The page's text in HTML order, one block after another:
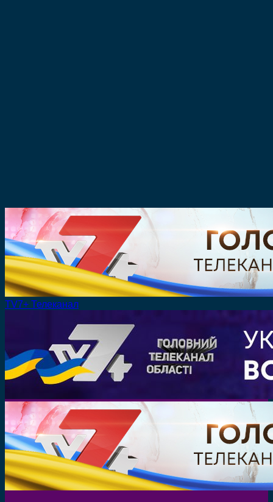
TV7+ Телеканал